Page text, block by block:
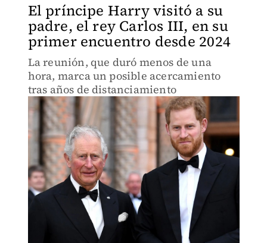
El príncipe Harry visitó a su
padre, el rey Carlos III, en su
primer encuentro desde 2024
La reunión, que duró menos de una
hora, marca un posible acercamiento
tras años de distanciamiento